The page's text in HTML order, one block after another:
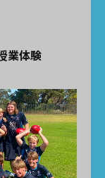
業体験